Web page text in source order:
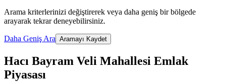
Arama kriterlerinizi değiştirerek veya daha geniş bir bölgede
arayarak tekrar deneyebilirsiniz.
Daha Geniş Ara Aramayı Kaydet
Hacı Bayram Veli Mahallesi Emlak
Piyasası